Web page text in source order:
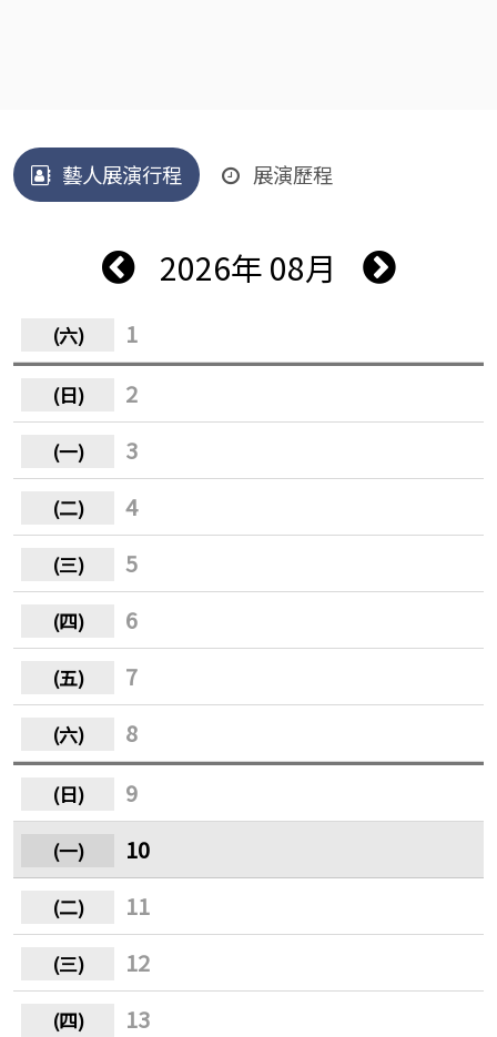
藝人展演行程 展演歷程
2026年 08月
1
2
3
4
5
6
7
8
9
10
11
12
13